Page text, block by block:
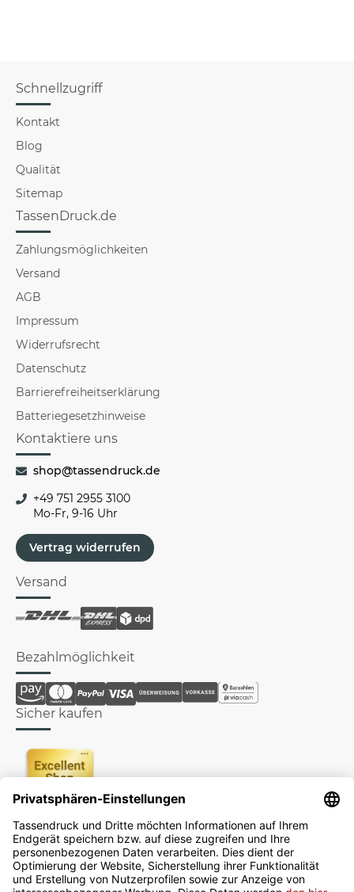
Schnellzugriff
Kontakt
Blog
Qualität
Sitemap
TassenDruck.de
Zahlungsmöglichkeiten
Versand
AGB
Impressum
Widerrufsrecht
Datenschutz
Barrierefreiheitserklärung
Batteriegesetzhinweise
Kontaktiere uns
shop@tassendruck.de
+49 751 2955 3100
Mo-Fr, 9-16 Uhr
Vertrag widerrufen
Versand
Bezahlmöglichkeit
Sicher kaufen